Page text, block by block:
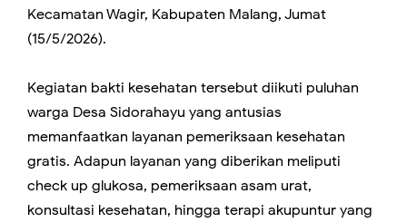
Kecamatan Wagir, Kabupaten Malang, Jumat
(15/5/2026).
Kegiatan bakti kesehatan tersebut diikuti puluhan
warga Desa Sidorahayu yang antusias
memanfaatkan layanan pemeriksaan kesehatan
gratis. Adapun layanan yang diberikan meliputi
check up glukosa, pemeriksaan asam urat,
konsultasi kesehatan, hingga terapi akupuntur yang